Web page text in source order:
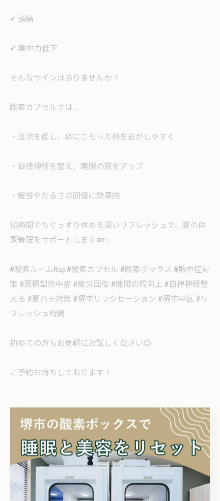
✔ 頭痛
✔ 集中力低下
そんなサインはありませんか？
酸素カプセルでは…
・血流を促し、体にこもった熱を逃がしやすく
・自律神経を整え、睡眠の質をアップ
・疲労やだるさの回復に効果的
短時間でもぐっすり休める深いリフレッシュで、夏の体
調管理をサポートします💤✨
#酸素ルームNap #酸素カプセル #酸素ボックス #熱中症対
策 #蓄積型熱中症 #疲労回復 #睡眠の質向上 #自律神経整
える #夏バテ対策 #堺市リラクゼーション #堺市中区 #リ
フレッシュ時間
初めての方もお気軽にお試しください😊
ご予約お待ちしております！
< 前のページ 一覧に戻る 次のページ >
関連タグ